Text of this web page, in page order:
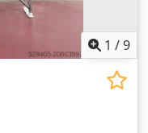
1 /9